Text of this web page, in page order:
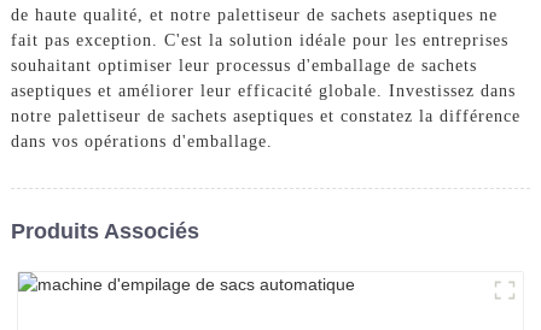
de haute qualité, et notre palettiseur de sachets aseptiques ne
fait pas exception. C'est la solution idéale pour les entreprises
souhaitant optimiser leur processus d'emballage de sachets
aseptiques et améliorer leur efficacité globale. Investissez dans
notre palettiseur de sachets aseptiques et constatez la différence
dans vos opérations d'emballage.
Produits Associés